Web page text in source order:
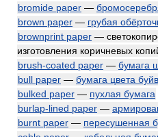
bromide paper —
brown paper — грубая
brownprint paper —
изготовления коричневых
brush-coated paper — бумага
bull paper — бумага цвета
bulked paper — пухлая бумага
burlap-lined paper —
burnt paper — пересушенная